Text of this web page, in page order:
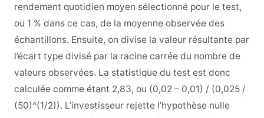
rendement quotidien moyen sélectionné pour le test,
ou 1 % dans ce cas, de la moyenne observée des
échantillons. Ensuite, on divise la valeur résultante par
l’écart type divisé par la racine carrée du nombre de
valeurs observées. La statistique du test est donc
calculée comme étant 2,83, ou (0,02 – 0,01) / (0,025 /
(50)^(1/2)). L’investisseur rejette l’hypothèse nulle